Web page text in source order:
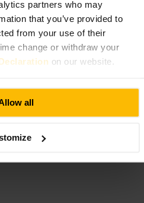
partners who may
that you’ve provided to
from your use of their
change or withdraw your
on our website.
all
站点。若时间紧张，直接到柜台
很短。和朋友来可点几种不同口味
味配咖啡。若需落座，尽量避开早
路，伦敦 NW1 5LA，英国